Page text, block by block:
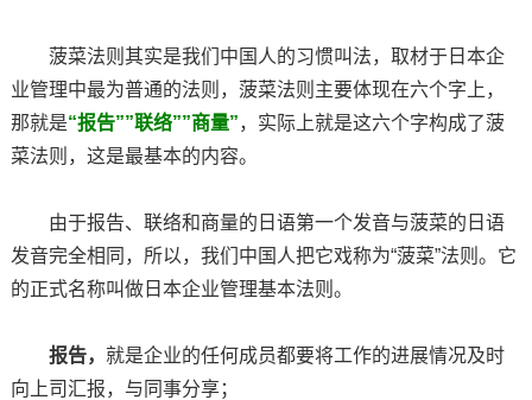
菠菜法则其实是我们中国人的习惯叫法，取材于日本企
业管理中最为普通的法则，菠菜法则主要体现在六个字上，
那就是“报告””联络””商量”，实际上就是这六个字构成了菠
菜法则，这是最基本的内容。
由于报告、联络和商量的日语第一个发音与菠菜的日语
发音完全相同，所以，我们中国人把它戏称为“菠菜”法则。它
的正式名称叫做日本企业管理基本法则。
报告， 就是企业的任何成员都要将工作的进展情况及时
向上司汇报，与同事分享；